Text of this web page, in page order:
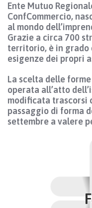
Ente Mutuo
ConfCommercio,
al mondo
Grazie a circa 700
territorio, è in grado
esigenze dei propri
La scelta delle
operata all’atto
modificata trascorsi
passaggio di forma
settembre a valere
Integrativa del